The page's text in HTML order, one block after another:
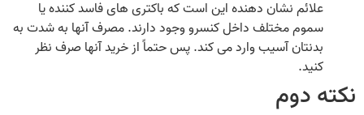
علائم نشان دهنده این است که باکتری‌ های فاسد کننده یا
سموم مختلف داخل کنسرو وجود دارند. مصرف آنها به شدت به
بدنتان آسیب وارد می‌ کند. پس حتماً از خرید آنها صرف نظر
کنید.
نکته دوم